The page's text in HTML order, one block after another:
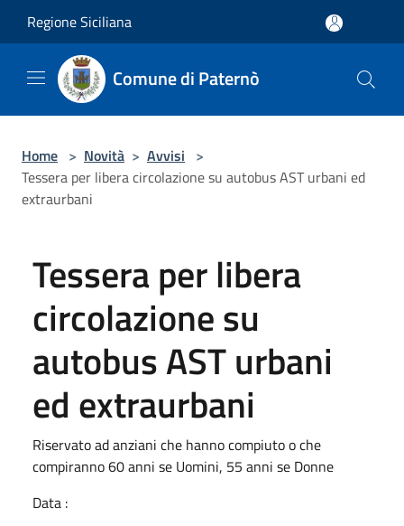
Regione Siciliana
Comune di Paternò
Home > Novità > Avvisi >
Tessera per libera circolazione su autobus AST urbani ed
extraurbani
Tessera per libera
circolazione su
autobus AST urbani
ed extraurbani
Riservato ad anziani che hanno compiuto o che
compiranno 60 anni se Uomini, 55 anni se Donne
Data :